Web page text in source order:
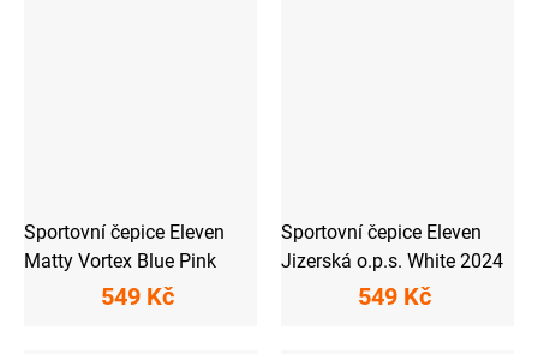
Sportovní čepice Eleven
Matty Vortex Blue Pink
549 Kč
Sportovní čepice Eleven
Jizerská o.p.s. White 2024
549 Kč